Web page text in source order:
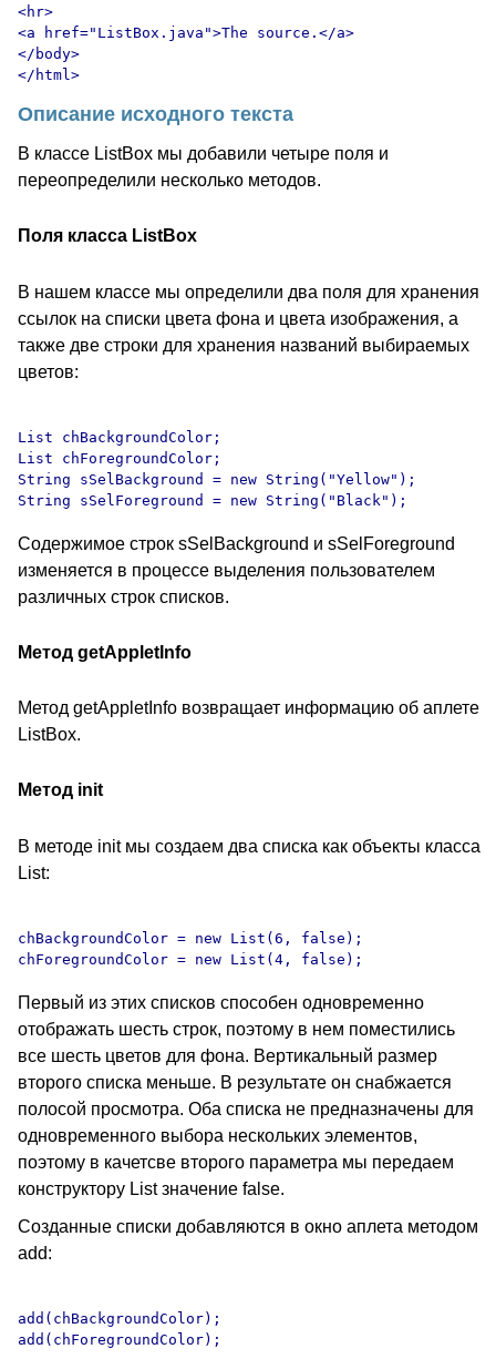
<hr>
<a href="ListBox.java">The source.</a>
</body>
Описание исходного текста
В классе ListBox мы добавили четыре поля и
переопределили несколько методов.
Поля класса ListBox
В нашем классе мы определили два поля для хранения
ссылок на списки цвета фона и цвета изображения, а
также две строки для хранения названий выбираемых
цветов:
List chBackgroundColor;
List chForegroundColor;
String sSelBackground = new String("Yellow");
Содержимое строк sSelBackground и sSelForeground
изменяется в процессе выделения пользователем
различных строк списков.
Метод getAppletInfo
Метод getAppletInfo возвращает информацию об аплете
ListBox.
Метод init
В методе init мы создаем два списка как объекты класса
List:
chBackgroundColor = new List(6, false);
Первый из этих списков способен одновременно
отображать шесть строк, поэтому в нем поместились
все шесть цветов для фона. Вертикальный размер
второго списка меньше. В результате он снабжается
полосой просмотра. Оба списка не предназначены для
одновременного выбора нескольких элементов,
поэтому в качетсве второго параметра мы передаем
конструктору List значение false.
Созданные списки добавляются в окно аплета методом
add:
add(chBackgroundColor);